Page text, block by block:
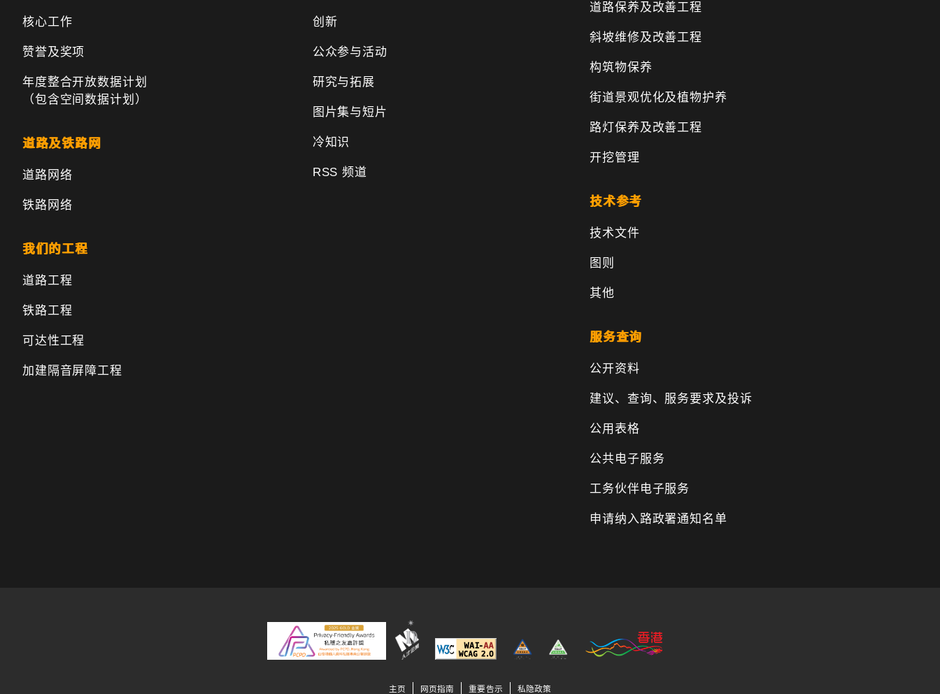
核心工作
赞誉及奖项
年度整合开放数据计划
（包含空间数据计划）
道路及铁路网
道路网络
铁路网络
我们的工程
道路工程
铁路工程
可达性工程
加建隔音屏障工程
创新
公众参与活动
研究与拓展
图片集与短片
冷知识
RSS 频道
道路保养及改善工程
斜坡维修及改善工程
构筑物保养
街道景观优化及植物护养
路灯保养及改善工程
开挖管理
技术参考
技术文件
图则
其他
服务查询
公开资料
建议、查询、服务要求及投诉
公用表格
公共电子服务
工务伙伴电子服务
申请纳入路政署通知名单
主页 网页指南 重要告示 私隐政策